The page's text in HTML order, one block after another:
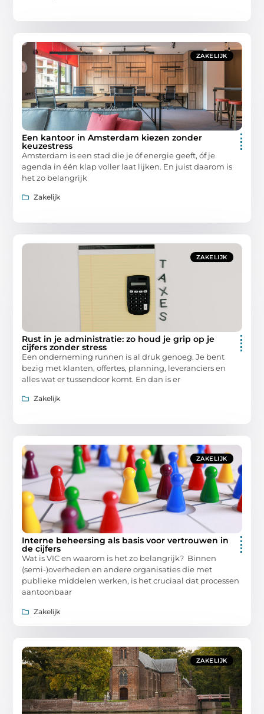
ZAKELIJK
Een kantoor in Amsterdam kiezen zonder
keuzestress
Amsterdam is een stad die je óf energie geeft, óf je
agenda in één klap voller laat lijken. En juist daarom is
het zo belangrijk
Zakelijk
ZAKELIJK
Rust in je administratie: zo houd je grip op je
cijfers zonder stress
Een onderneming runnen is al druk genoeg. Je bent
bezig met klanten, offertes, planning, leveranciers en
alles wat er tussendoor komt. En dan is er
Zakelijk
ZAKELIJK
Interne beheersing als basis voor vertrouwen in
de cijfers
Wat is VIC en waarom is het zo belangrijk? Binnen
(semi-)overheden en andere organisaties die met
publieke middelen werken, is het cruciaal dat processen
aantoonbaar
Zakelijk
ZAKELIJK